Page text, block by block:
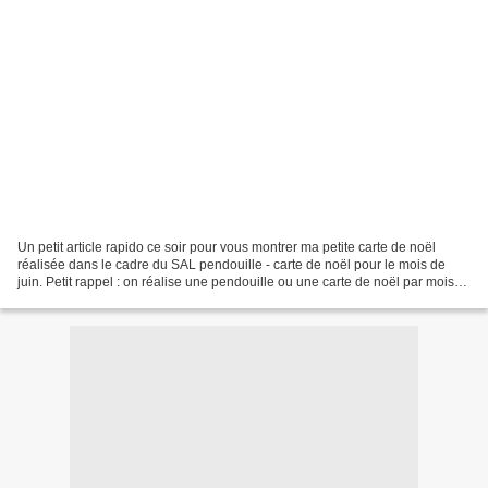
Un petit article rapido ce soir pour vous montrer ma petite carte de noël
réalisée dans le cadre du SAL pendouille - carte de noël pour le mois de
juin. Petit rappel : on réalise une pendouille ou une carte de noël par mois